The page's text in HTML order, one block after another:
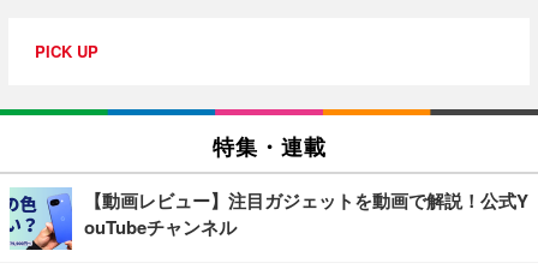
PICK UP
特集・連載
【動画レビュー】注目ガジェットを動画で解説！公式Y
ouTubeチャンネル